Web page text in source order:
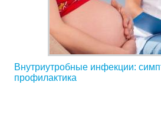
Внутриутробные инфекции:
профилактика